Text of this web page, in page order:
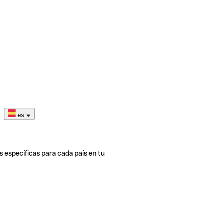
es
específicas para cada país en tu